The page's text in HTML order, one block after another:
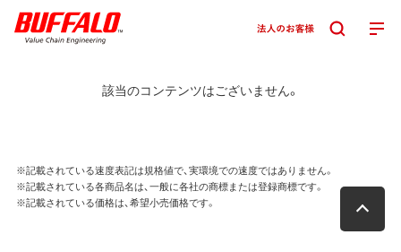
該当のコンテンツはございません。
※記載されている速度表記は規格値で、実環境での速度ではありません。
※記載されている各商品名は、一般に各社の商標または登録商標です。
※記載されている価格は、希望小売価格です。